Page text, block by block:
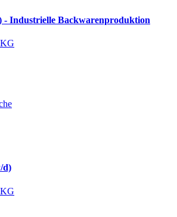
- Industrielle Backwarenproduktion
d)